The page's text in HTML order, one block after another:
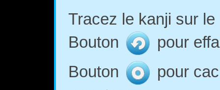
Tracez le kanji sur
Bouton
pour
Bouton
pour